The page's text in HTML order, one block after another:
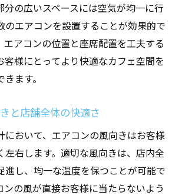
分の広いスペースには空気が均一に行
のエアコンを設置することが効果的で
エアコンの位置と座席配置を工夫する
客様にとってより快適なカフェ空間を
ます。
と店舗全体の快適さ
において、エアコンの風向きはお客様
左右します。適切な風向きは、店内全
進し、均一な温度を保つことが可能で
ンの風が直接お客様に当たらないよう